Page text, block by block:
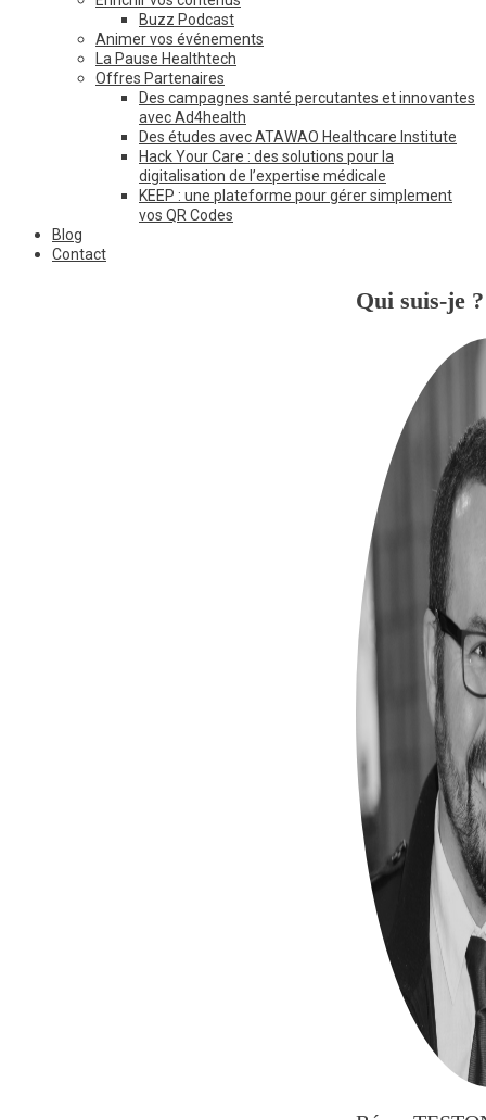
Buzz Podcast
Animer vos événements
La Pause Healthtech
Offres Partenaires
Des campagnes santé percutantes et innovantes
avec Ad4health
Des études avec ATAWAO Healthcare Institute
Hack Your Care : des solutions pour la
digitalisation de l’expertise médicale
KEEP : une plateforme pour gérer simplement
vos QR Codes
Blog
Contact
Qui suis-je ?